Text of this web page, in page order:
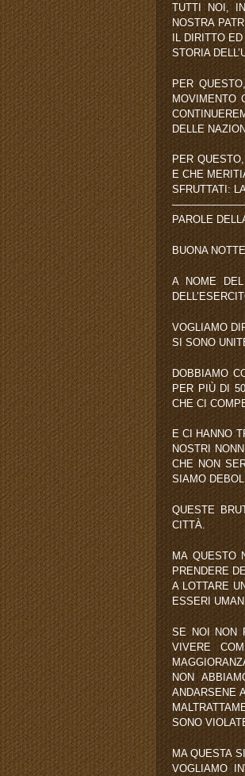
TUTTI NOI,
NOSTRA
IL DIRITTO
STORIA
PER
MOVIMENTO
DELLE
PER
E CHE
SFRUTTATI:
PAROLE
BUONA
A NOME DEL
VOGLIAMO
SI SONO
DOBBIAMO
PER PIÙ DI
CHE CI
E CI HANNO
NOSTRI
CHE NON
SIAMO
QUESTE
CITTÀ.
MA QUESTO
PRENDERE
A LOTTARE
ESSERI UMANI.
SE NOI NON
VIVERE
NON
ANDARSENE
SONO
MA QUESTA
VOGLIAMO